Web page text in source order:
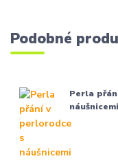
Podobné
Perla